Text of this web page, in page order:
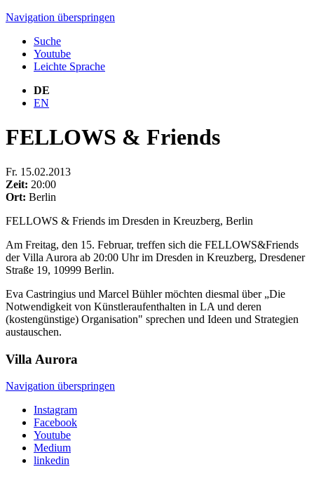
Navigation überspringen
Suche
Youtube
Leichte Sprache
DE
EN
FELLOWS & Friends
Fr. 15.02.2013
Zeit: 20:00
Ort: Berlin
FELLOWS & Friends im Dresden in Kreuzberg, Berlin
Am Freitag, den 15. Februar, treffen sich die FELLOWS&Friends
der Villa Aurora ab 20:00 Uhr im Dresden in Kreuzberg, Dresdener
Straße 19, 10999 Berlin.
Eva Castringius und Marcel Bühler möchten diesmal über „Die
Notwendigkeit von Künstleraufenthalten in LA und deren
(kostengünstige) Organisation" sprechen und Ideen und Strategien
austauschen.
Villa Aurora
Navigation überspringen
Instagram
Facebook
Youtube
Medium
linkedin